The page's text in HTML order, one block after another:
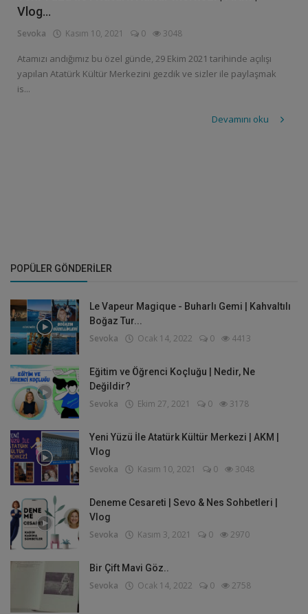
Vlog...
Sevoka Kasım 10, 2021 0 3048
Atamızı andığımız bu özel günde, 29 Ekim 2021 tarihinde açılışı
yapılan Atatürk Kültür Merkezini gezdik ve sizler ile paylaşmak
is...
Devamını oku
POPÜLER GÖNDERILER
Le Vapeur Magique - Buharlı Gemi | Kahvaltılı
Boğaz Tur...
Sevoka Ocak 14, 2022 0 4413
Eğitim ve Öğrenci Koçluğu | Nedir, Ne
Değildir?
Sevoka Ekim 27, 2021 0 3178
Yeni Yüzü İle Atatürk Kültür Merkezi | AKM |
Vlog
Sevoka Kasım 10, 2021 0 3048
Deneme Cesareti | Sevo & Nes Sohbetleri |
Vlog
Sevoka Kasım 3, 2021 0 2970
Bir Çift Mavi Göz..
Sevoka Ocak 14, 2022 0 2758